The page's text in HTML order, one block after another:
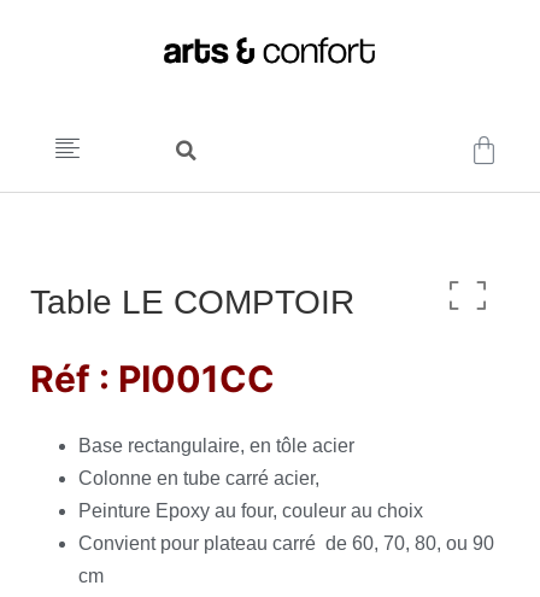
Table LE COMPTOIR
Réf : PI001CC
Base rectangulaire, en tôle acier
Colonne en tube carré acier,
Peinture Epoxy au four, couleur au choix
Convient pour plateau carré de 60, 70, 80, ou 90
cm